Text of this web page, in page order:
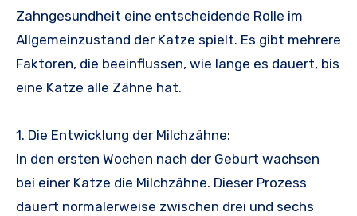
Zahngesundheit eine entscheidende Rolle im
Allgemeinzustand der Katze spielt. Es gibt mehrere
Faktoren, die beeinflussen, wie lange es dauert, bis
eine Katze alle Zähne hat.
1. Die Entwicklung der Milchzähne:
In den ersten Wochen nach der Geburt wachsen
bei einer Katze die Milchzähne. Dieser Prozess
dauert normalerweise zwischen drei und sechs